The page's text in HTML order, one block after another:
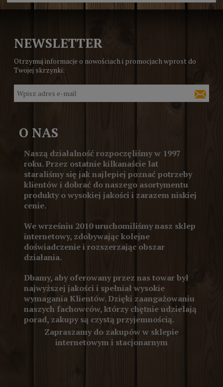
NEWSLETTER
Otrzymuj informacje o nowościach i promocjach wprost do
Twojej skrzynki:
O NAS
Naszą działalność rozpoczęliśmy w 1997
roku. Przez ostatnie kilkanaście lat
staraliśmy się jak najlepiej poznać potrzeby
klientów i dobrać do naszego asortymentu
produkty o wysokiej jakości i zarazem niskiej
cenie.
We wrześniu 2010 uruchomiliśmy nasz sklep
internetowy, zdobywając kolejne
doświadczenie i rozszerzając obszar
działania.
Dbamy, aby oferowany przez nas towar był
najwyższej jakości i spełniał wysokie
wymagania Klientów. Dzięki zaangażowaniu
naszych fachowców, którzy chętnie udzielają
porad, zakupy są czystą przyjemnością.
Zapraszamy do zakupów w sklepie
internetowym i stacjonarnym